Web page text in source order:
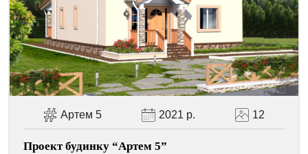
Артем 5 2021 р. 12
Проект будинку “Артем 5”